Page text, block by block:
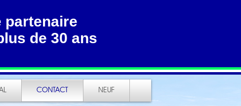
partenaire
de 30 ans
CONTACT NEUF